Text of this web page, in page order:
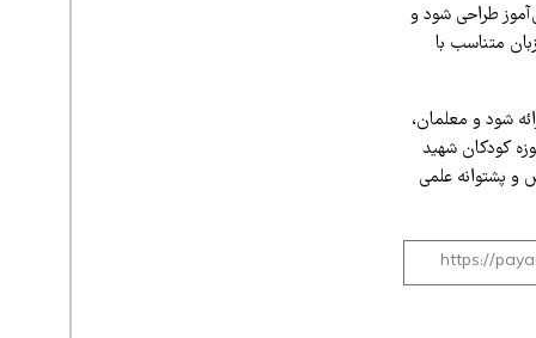
طراحی شود و
متناسب با
شود و معلمان،
کودکان شهید
و پشتوانه علمی